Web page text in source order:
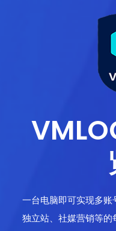
一台电脑即可实现多账
独立站、社媒营销等的